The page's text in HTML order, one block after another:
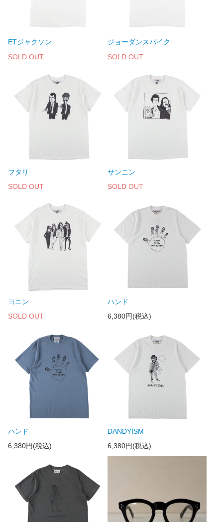
ETジャクソン
SOLD OUT
ジョーダンスパイク
SOLD OUT
フタリ
SOLD OUT
サンニン
SOLD OUT
ヨニン
SOLD OUT
ハンド
6,380円(税込)
ハンド
6,380円(税込)
DANDYISM
6,380円(税込)